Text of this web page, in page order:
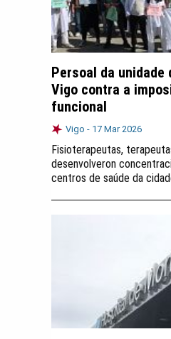
Persoal da
Vigo contra a
funcional
Vigo - 17 Mar 2026
Fisioterapeutas,
desenvolveron
centros de saúde da